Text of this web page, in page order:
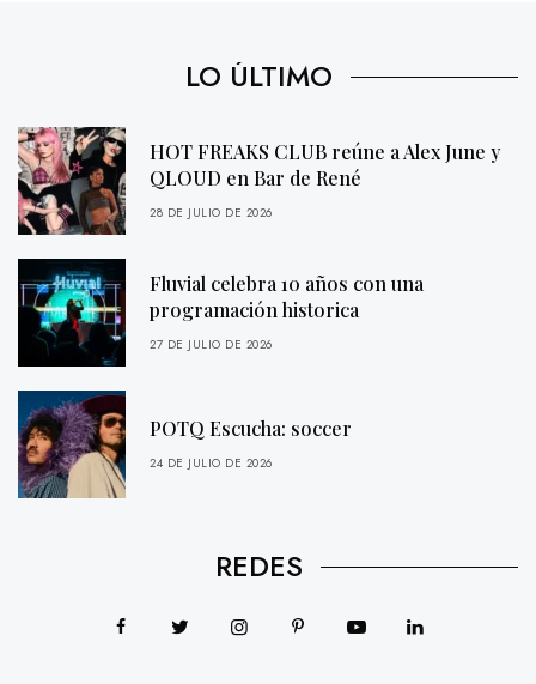
LO ÚLTIMO
HOT FREAKS CLUB reúne a Alex June y
QLOUD en Bar de René
28 DE JULIO DE 2026
Fluvial celebra 10 años con una
programación historica
27 DE JULIO DE 2026
POTQ Escucha: soccer
24 DE JULIO DE 2026
REDES